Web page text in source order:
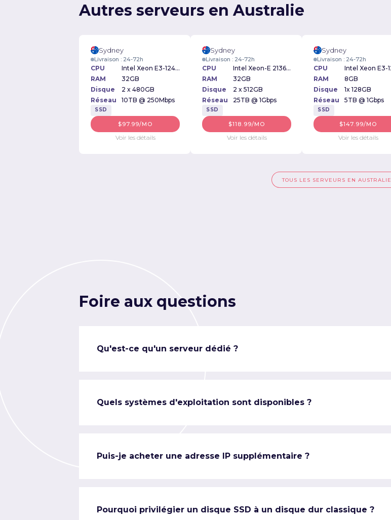
Autres serveurs en Australie
Sydney
Livraison : 24-72h
CPU
Intel Xeon E3-1245v5 3.5GHz
RAM
32GB
Disque
2 x 480GB
Réseau
10TB @ 250Mbps
SSD
$97.99/MO
Voir les détails
Sydney
Livraison : 24-72h
CPU
Intel Xeon-E 2136 3.3GHz
RAM
32GB
Disque
2 x 512GB
Réseau
25TB @ 1Gbps
SSD
$118.99/MO
Voir les détails
Sydney
Livraison : 24-72h
CPU
RAM
8GB
Disque
1x 128GB
Réseau
5TB @ 1Gbps
SSD
$147.99/MO
Voir les détails
TOUS LES SERVEURS EN AUSTRALIE
Foire aux questions
Qu'est-ce qu'un serveur dédié ?
Quels systèmes d'exploitation sont disponibles ?
Puis-je acheter une adresse IP supplémentaire ?
Pourquoi privilégier un disque SSD à un disque dur classique ?